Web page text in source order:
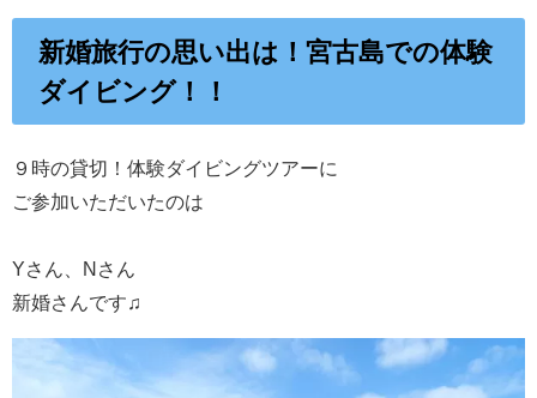
新婚旅行の思い出は！宮古島での体験
ダイビング！！
９時の貸切！体験ダイビングツアーに
ご参加いただいたのは
Yさん、Nさん
新婚さんです♫